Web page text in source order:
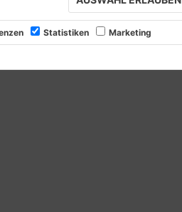
Statistiken Marketing